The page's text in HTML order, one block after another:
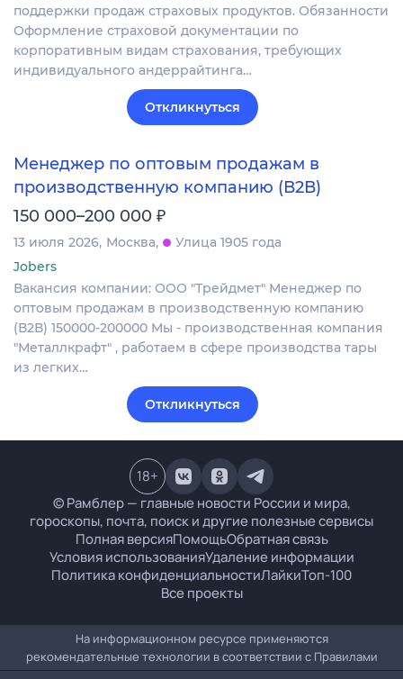
поддержки продаж страховых продуктов. Обязанности
Оформление страховой документации по
корпоративным видам страхования, требующих
индивидуального андеррайтинга…
Откликнуться
Менеджер по оптовым продажам в
производственную компанию (В2В)
150 000–200 000 ₽
13 июля 2026 Москва
Улица 1905 года
Jobers
Вакансия компании: ООО "Трейдмет" Менеджер по
оптовым продажам в производственную компанию
(В2В) 150000-200000 Мы - производственная компания
"Металлкрафт" , работаем в сфере производства тары
из легких…
Откликнуться
© Рамблер — главные новости России и мира,
гороскопы, почта, поиск и другие полезные сервисы
Полная версияПомощьОбратная связь
Условия использованияУдаление информации
Политика конфиденциальностиЛайкиТоп-100
Все проекты
18+
На информационном ресурсе применяются
рекомендательные технологии в соответствии с Правилами